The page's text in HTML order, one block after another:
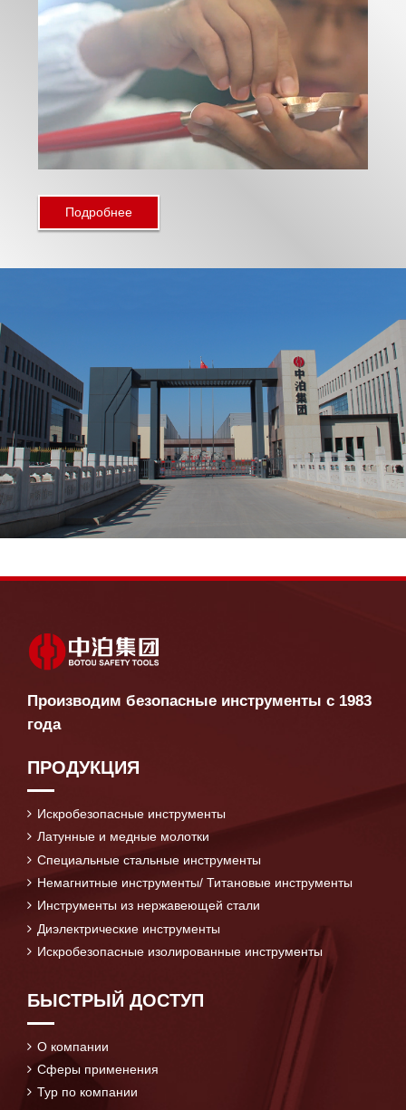
Подробнее
Производим безопасные инструменты с 1983
года
ПРОДУКЦИЯ
Искробезопасные инструменты
Латунные и медные молотки
Специальные стальные инструменты
Немагнитные инструменты/ Титановые инструменты
Инструменты из нержавеющей стали
Диэлектрические инструменты
Искробезопасные изолированные инструменты
БЫСТРЫЙ ДОСТУП
О компании
Сферы применения
Тур по компании